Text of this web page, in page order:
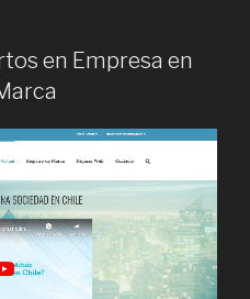
en Empresa en